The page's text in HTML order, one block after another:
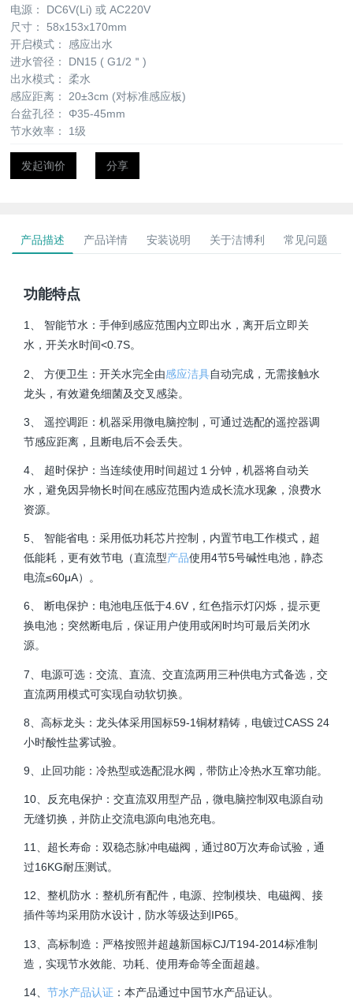
电源：
DC6V(Li) 或 AC220V
尺寸：
58x153x170mm
开启模式：
感应出水
进水管径：
DN15 ( G1/2＂)
出水模式：
柔水
感应距离：
20±3cm (对标准感应板)
台盆孔径：
Φ35-45mm
节水效率：
1级
发起询价 分享
产品描述 产品详情 安装说明 关于洁博利 常见问题
功能特点
1、 智能节水：手伸到感应范围内立即出水，离开后立即关
水，开关水时间<0.7S。
2、 方便卫生：开关水完全由感应洁具自动完成，无需接触水
龙头，有效避免细菌及交叉感染。
3、 遥控调距：机器采用微电脑控制，可通过选配的遥控器调
节感应距离，且断电后不会丢失。
4、 超时保护：当连续使用时间超过１分钟，机器将自动关
水，避免因异物长时间在感应范围内造成长流水现象，浪费水
资源。
5、 智能省电：采用低功耗芯片控制，内置节电工作模式，超
低能耗，更有效节电（直流型产品使用4节5号碱性电池，静态
电流≤60μA）。
6、 断电保护：电池电压低于4.6V，红色指示灯闪烁，提示更
换电池；突然断电后，保证用户使用或闲时均可最后关闭水
源。
7、电源可选：交流、直流、交直流两用三种供电方式备选，交
直流两用模式可实现自动软切换。
8、高标龙头：龙头体采用国标59-1铜材精铸，电镀过CASS 24
小时酸性盐雾试验。
9、止回功能：冷热型或选配混水阀，带防止冷热水互窜功能。
10、反充电保护：交直流双用型产品，微电脑控制双电源自动
无缝切换，并防止交流电源向电池充电。
11、超长寿命：双稳态脉冲电磁阀，通过80万次寿命试验，通
过16KG耐压测试。
12、整机防水：整机所有配件，电源、控制模块、电磁阀、接
插件等均采用防水设计，防水等级达到IP65。
13、高标制造：严格按照并超越新国标CJ/T194-2014标准制
造，实现节水效能、功耗、使用寿命等全面超越。
14、 节水产品认证 ：本产品通过中国节水产品证认。